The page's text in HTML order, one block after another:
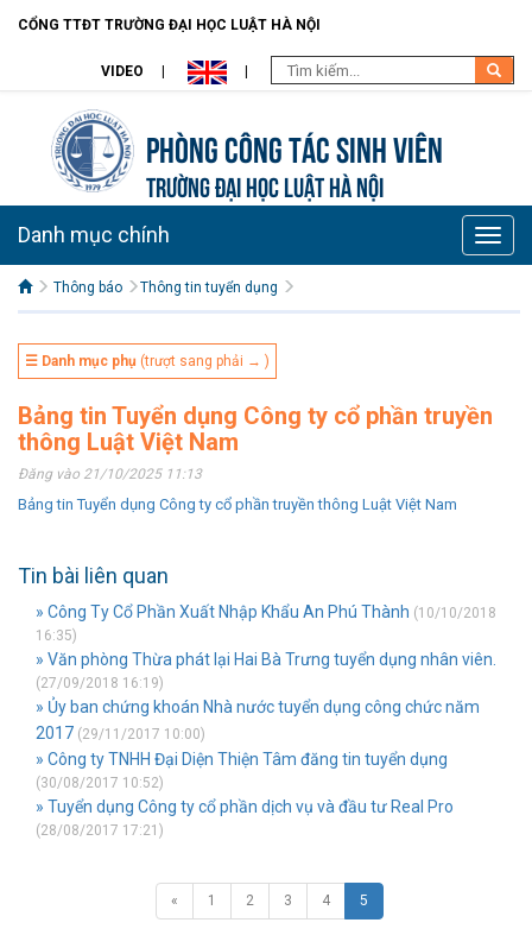
CỔNG TTĐT TRƯỜNG ĐẠI HỌC LUẬT HÀ NỘI
VIDEO
Phòng Công tác sinh viên
TRƯỜNG ĐẠI HỌC LUẬT HÀ NỘI
Toggle
Danh mục chính
Thông báo Thông tin tuyển dụng
☰ Danh mục phụ (trượt sang phải → )
Bảng tin Tuyển dụng Công ty cổ phần truyền
thông Luật Việt Nam
Đăng vào 21/10/2025 11:13
Bảng tin Tuyển dụng Công ty cổ phần truyền thông Luật Việt Nam
Tin bài liên quan
» Công Ty Cổ Phần Xuất Nhập Khẩu An Phú Thành (10/10/2018
16:35)
» Văn phòng Thừa phát lại Hai Bà Trưng tuyển dụng nhân viên.
(27/09/2018 16:19)
» Ủy ban chứng khoán Nhà nước tuyển dụng công chức năm
2017 (29/11/2017 10:00)
» Công ty TNHH Đại Diện Thiện Tâm đăng tin tuyển dụng
(30/08/2017 10:52)
» Tuyển dụng Công ty cổ phần dịch vụ và đầu tư Real Pro
(28/08/2017 17:21)
« 1 2 3 4 5